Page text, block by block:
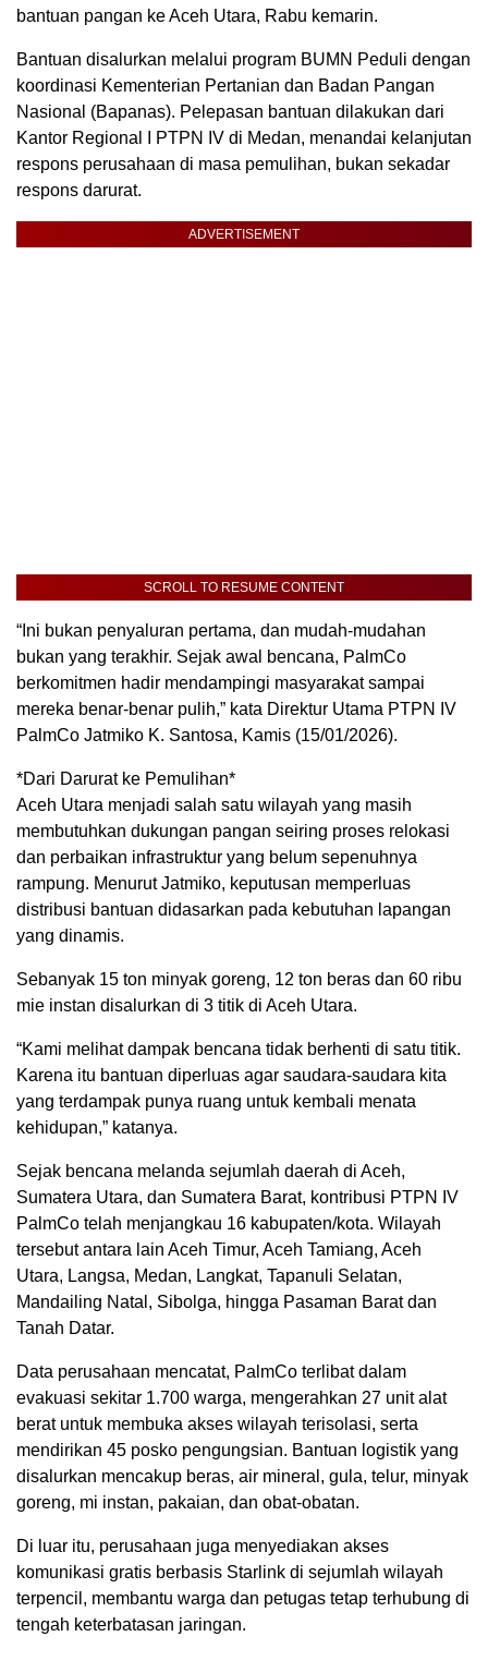
bantuan pangan ke Aceh Utara, Rabu kemarin.
Bantuan disalurkan melalui program BUMN Peduli dengan
koordinasi Kementerian Pertanian dan Badan Pangan
Nasional (Bapanas). Pelepasan bantuan dilakukan dari
Kantor Regional I PTPN IV di Medan, menandai kelanjutan
respons perusahaan di masa pemulihan, bukan sekadar
respons darurat.
ADVERTISEMENT
SCROLL TO RESUME CONTENT
“Ini bukan penyaluran pertama, dan mudah-mudahan
bukan yang terakhir. Sejak awal bencana, PalmCo
berkomitmen hadir mendampingi masyarakat sampai
mereka benar-benar pulih,” kata Direktur Utama PTPN IV
PalmCo Jatmiko K. Santosa, Kamis (15/01/2026).
*Dari Darurat ke Pemulihan*
Aceh Utara menjadi salah satu wilayah yang masih
membutuhkan dukungan pangan seiring proses relokasi
dan perbaikan infrastruktur yang belum sepenuhnya
rampung. Menurut Jatmiko, keputusan memperluas
distribusi bantuan didasarkan pada kebutuhan lapangan
yang dinamis.
Sebanyak 15 ton minyak goreng, 12 ton beras dan 60 ribu
mie instan disalurkan di 3 titik di Aceh Utara.
“Kami melihat dampak bencana tidak berhenti di satu titik.
Karena itu bantuan diperluas agar saudara-saudara kita
yang terdampak punya ruang untuk kembali menata
kehidupan,” katanya.
Sejak bencana melanda sejumlah daerah di Aceh,
Sumatera Utara, dan Sumatera Barat, kontribusi PTPN IV
PalmCo telah menjangkau 16 kabupaten/kota. Wilayah
tersebut antara lain Aceh Timur, Aceh Tamiang, Aceh
Utara, Langsa, Medan, Langkat, Tapanuli Selatan,
Mandailing Natal, Sibolga, hingga Pasaman Barat dan
Tanah Datar.
Data perusahaan mencatat, PalmCo terlibat dalam
evakuasi sekitar 1.700 warga, mengerahkan 27 unit alat
berat untuk membuka akses wilayah terisolasi, serta
mendirikan 45 posko pengungsian. Bantuan logistik yang
disalurkan mencakup beras, air mineral, gula, telur, minyak
goreng, mi instan, pakaian, dan obat-obatan.
Di luar itu, perusahaan juga menyediakan akses
komunikasi gratis berbasis Starlink di sejumlah wilayah
terpencil, membantu warga dan petugas tetap terhubung di
tengah keterbatasan jaringan.